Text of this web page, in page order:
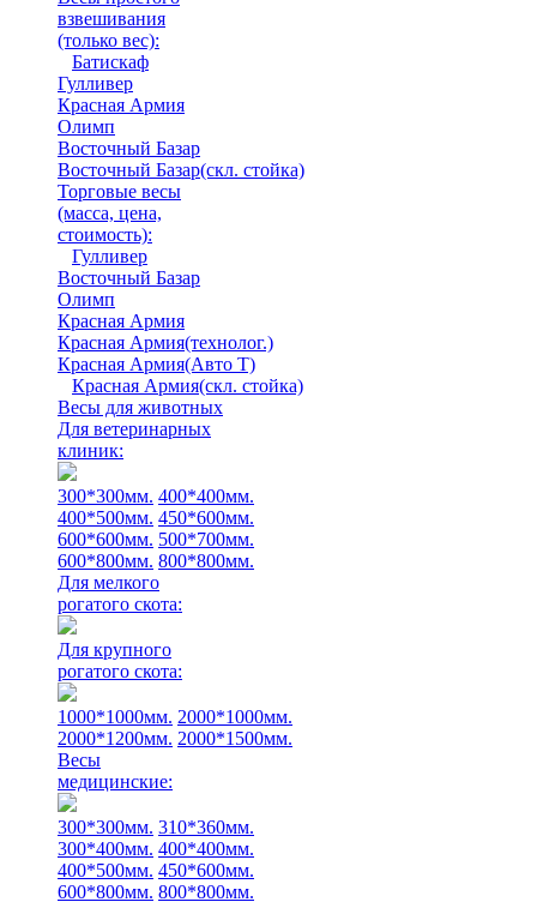
взвешивания
(только вес):
Батискаф
Гулливер
Красная Армия
Олимп
Восточный Базар
Восточный Базар(скл. стойка)
Торговые весы
(масса, цена,
стоимость):
Гулливер
Восточный Базар
Олимп
Красная Армия
Красная Армия(технолог.)
Красная Армия(Авто Т)
Красная Армия(скл. стойка)
Весы для животных
Для ветеринарных
клиник:
300*300мм. 400*400мм.
400*500мм. 450*600мм.
600*600мм. 500*700мм.
600*800мм. 800*800мм.
Для мелкого
рогатого скота:
Для крупного
рогатого скота:
1000*1000мм. 2000*1000мм.
2000*1200мм. 2000*1500мм.
Весы
медицинские:
300*300мм. 310*360мм.
300*400мм. 400*400мм.
400*500мм. 450*600мм.
600*800мм. 800*800мм.